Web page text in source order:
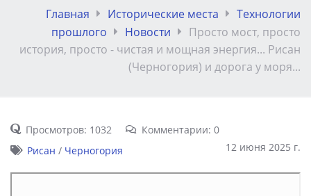
Главная Исторические места
Технологии
прошлого
Новости
Просто мост, просто
история, просто - чистая и мощная энергия... Рисан
(Черногория) и дорога у моря...
Просмотров: 1032
Комментарии: 0
12 июня 2025 г.
Рисан / Черногория